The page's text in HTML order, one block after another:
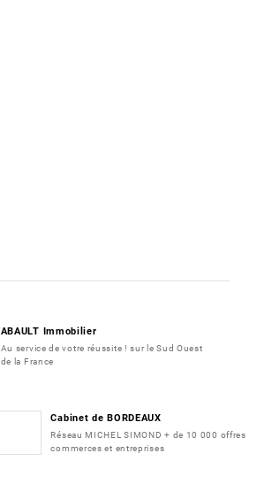
ABAULT Immobilier
Au service de votre réussite ! sur le Sud Ouest
de la France
Cabinet de BORDEAUX
Réseau MICHEL SIMOND + de 10 000 offres
commerces et entreprises